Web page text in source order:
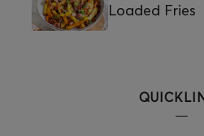
Loaded Fries